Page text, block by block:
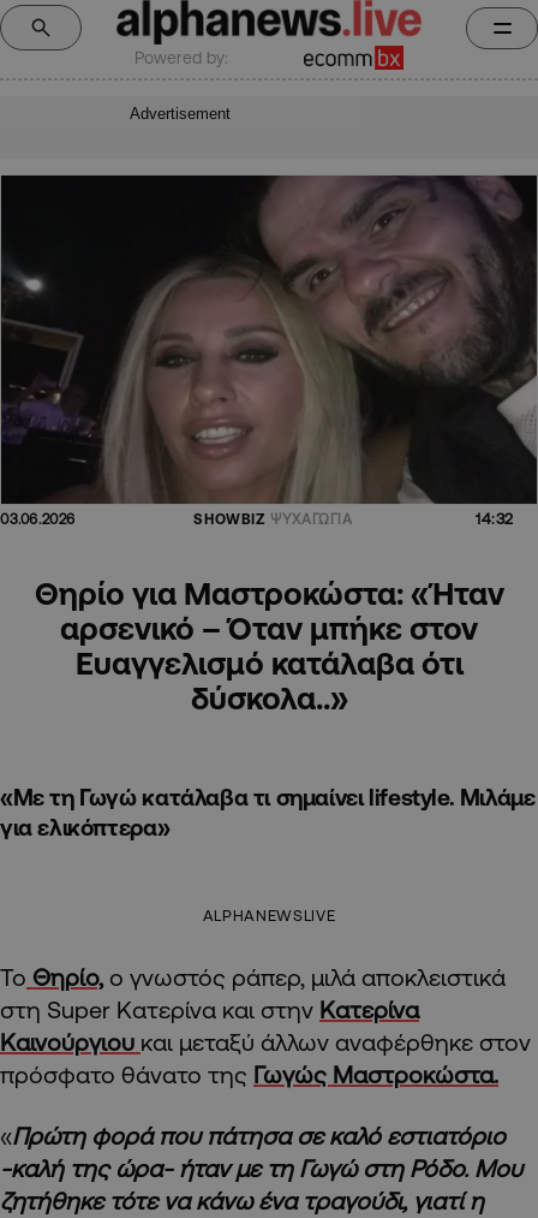
Powered by:
Advertisement
03.06.2026 SHOWBIZ ΨΥΧΑΓΩΓΙΑ 14:32
Θηρίο για Μαστροκώστα: «Ήταν
αρσενικό – Όταν μπήκε στον
Ευαγγελισμό κατάλαβα ότι
δύσκολα..»
«Με τη Γωγώ κατάλαβα τι σημαίνει lifestyle. Μιλάμε
για ελικόπτερα»
ALPHANEWSLIVE
Το Θηρίο, ο γνωστός ράπερ, μιλά αποκλειστικά
στη Super Κατερίνα και στην Κατερίνα
Καινούργιου και μεταξύ άλλων αναφέρθηκε στον
πρόσφατο θάνατο της Γωγώς Μαστροκώστα.
«Πρώτη φορά που πάτησα σε καλό εστιατόριο
-καλή της ώρα- ήταν με τη Γωγώ στη Ρόδο. Μου
ζητήθηκε τότε να κάνω ένα τραγούδι, γιατί η